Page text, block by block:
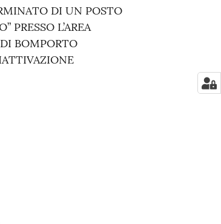
DI UN POSTO
PRESSO L’AREA
BOMPORTO